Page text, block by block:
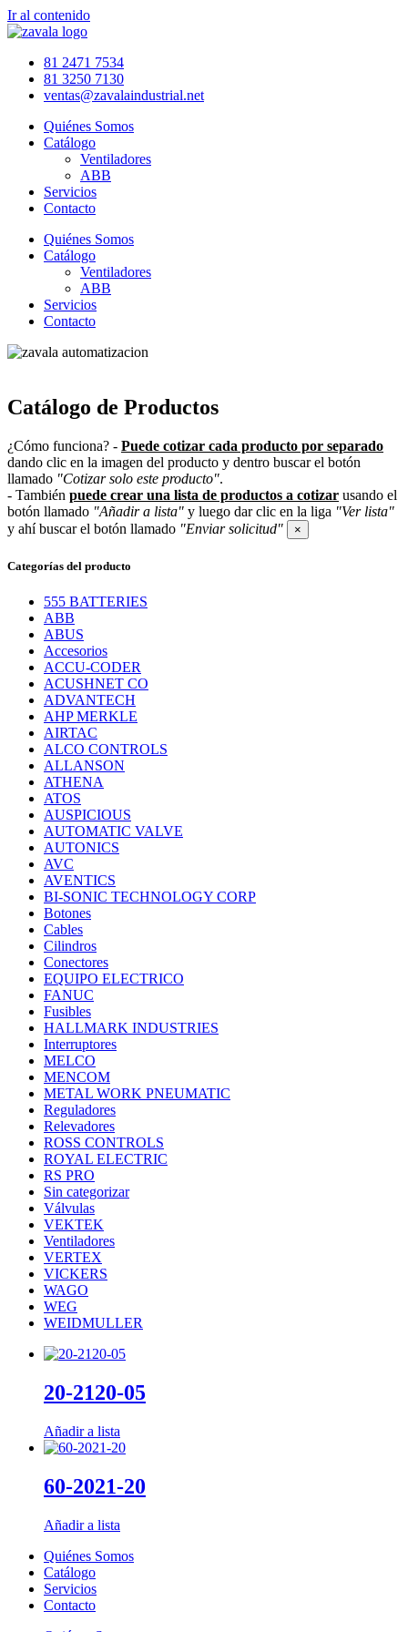
Ir al contenido
81 2471 7534
81 3250 7130
ventas@zavalaindustrial.net
Quiénes Somos
Catálogo
Ventiladores
ABB
Servicios
Contacto
Quiénes Somos
Catálogo
Ventiladores
ABB
Servicios
Contacto
Catálogo de Productos
¿Cómo funciona? - Puede cotizar cada producto por separado
dando clic en la imagen del producto y dentro buscar el botón
llamado "Cotizar solo este producto".
- También puede crear una lista de productos a cotizar usando el
botón llamado "Añadir a lista" y luego dar clic en la liga "Ver lista"
y ahí buscar el botón llamado "Enviar solicitud" ×
Categorías del producto
555 BATTERIES
ABB
ABUS
Accesorios
ACCU-CODER
ACUSHNET CO
ADVANTECH
AHP MERKLE
AIRTAC
ALCO CONTROLS
ALLANSON
ATHENA
ATOS
AUSPICIOUS
AUTOMATIC VALVE
AUTONICS
AVC
AVENTICS
BI-SONIC TECHNOLOGY CORP
Botones
Cables
Cilindros
Conectores
EQUIPO ELECTRICO
FANUC
Fusibles
HALLMARK INDUSTRIES
Interruptores
MELCO
MENCOM
METAL WORK PNEUMATIC
Reguladores
Relevadores
ROSS CONTROLS
ROYAL ELECTRIC
RS PRO
Sin categorizar
Válvulas
VEKTEK
Ventiladores
VERTEX
VICKERS
WAGO
WEG
WEIDMULLER
20-2120-05
Añadir a lista
60-2021-20
Añadir a lista
Quiénes Somos
Catálogo
Servicios
Contacto